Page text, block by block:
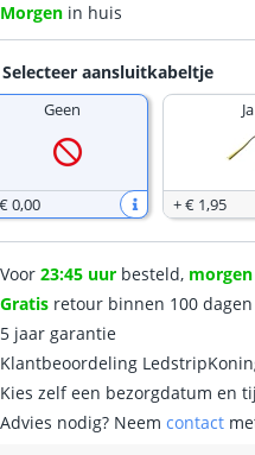
Morgen in huis
Selecteer aansluitkabeltje
Geen
€ 0,00
Ja
+€ 1,95
Voor23:45 uur besteld, morgen
Gratis retour binnen 100 dagen
5 jaar garantie
Klantbeoordeling
Kies zelf een bezorgdatum en
Advies nodig? Neemcontact